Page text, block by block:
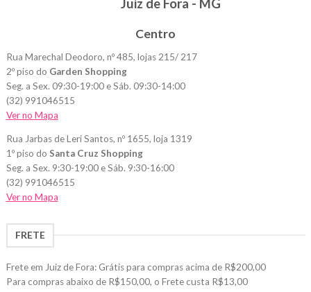
escolhidas
na
página
Juiz de Fora - MG
Centro
Rua Marechal Deodoro, nº 485, lojas 215/ 217
2º piso do Garden Shopping
Seg. a Sex. 09:30-19:00 e Sáb. 09:30-14:00
(32) 991046515
Ver no Mapa
Rua Jarbas de Leri Santos, nº 1655, loja 1319
1º piso do Santa Cruz Shopping
Seg. a Sex. 9:30-19:00 e Sáb. 9:30-16:00
(32) 991046515
Ver no Mapa
FRETE
Frete em Juiz de Fora: Grátis para compras acima de R$200,00
Para compras abaixo de R$150,00, o Frete custa R$13,00